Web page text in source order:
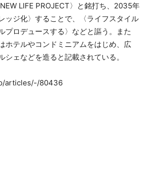
LIFE PROJECT〉と銘打ち、2035年
ッジ化〉することで、〈ライフスタイル
プロデュースする〉などと謳う。また
ホテルやコンドミニアムをはじめ、広
シェなどを造ると記載されている。
articles/-/80436